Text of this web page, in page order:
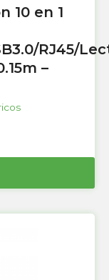
10 en 1
RJ45/
–